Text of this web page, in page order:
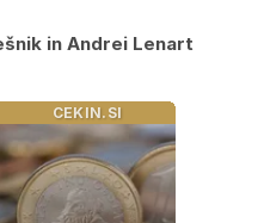
in Andrei Lenart
CEKIN.SI